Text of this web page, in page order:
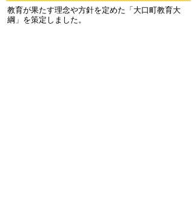
教育が果たす理念や方針を定めた「大口町教育大
綱」を策定しました。